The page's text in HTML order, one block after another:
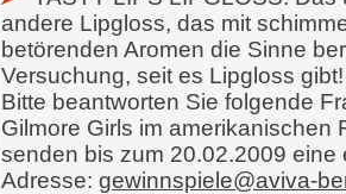
andere Lipgloss, das mit
betörenden Aromen die Sinne
Versuchung, seit es Lipgloss gibt!
Bitte beantworten Sie folgende
Gilmore Girls im amerikanischen
senden bis zum 20.02.2009 eine
Adresse: gewinnspiele@aviva-